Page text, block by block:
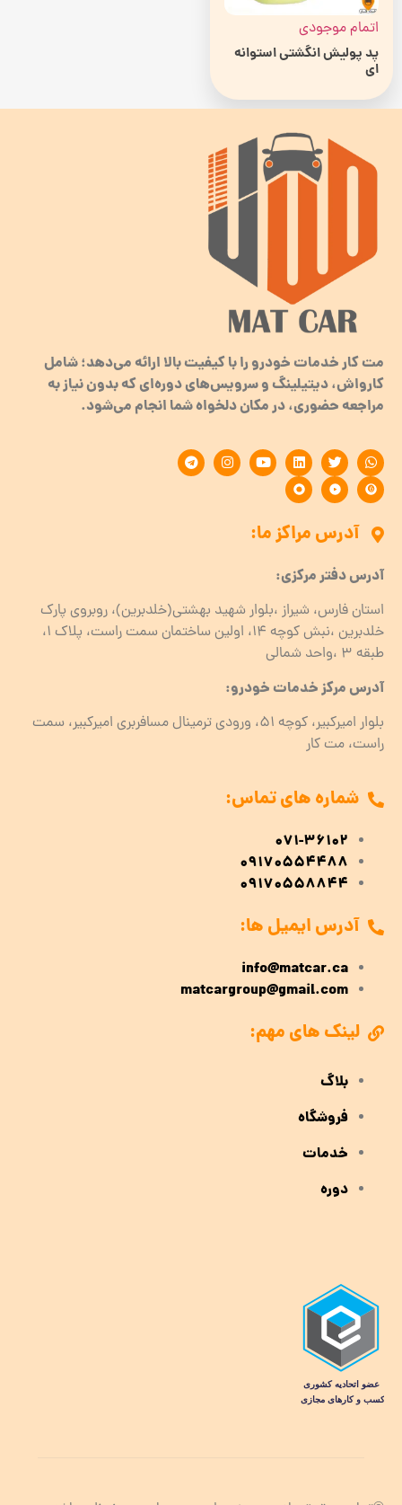
اتمام موجودی
پد پولیش انگشتی استوانه
ای
مت کار خدمات خودرو را با کیفیت بالا ارائه می‌دهد؛ شامل
کارواش، دیتیلینگ و سرویس‌های دوره‌ای که بدون نیاز به
مراجعه حضوری، در مکان دلخواه شما انجام می‌شود.
آدرس مراکز ما:
آدرس دفتر مرکزی:
استان فارس، شیراز ،بلوار شهید بهشتی(خلدبرین)، روبروی پارک
خلدبرین ،نبش کوچه ۱۴، اولین ساختمان سمت راست، پلاک 1،
طبقه ۳ ،واحد شمالی
آدرس مرکز خدمات خودرو:
بلوار امیرکبیر، کوچه 51، ورودی ترمینال مسافربری امیرکبیر، سمت
راست، مت کار
شماره های تماس:
071-36102
09170554488
09170558844
آدرس ایمیل ها:
info@matcar.ca
matcargroup@gmail.com
لینک های مهم:
بلاگ
فروشگاه
خدمات
دوره